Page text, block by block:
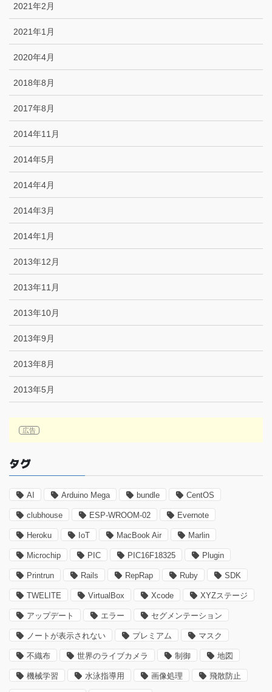
2021年2月
2021年1月
2020年4月
2018年8月
2017年8月
2014年11月
2014年5月
2014年4月
2014年3月
2014年1月
2013年12月
2013年11月
2013年10月
2013年9月
2013年8月
2013年5月
タグ
AI Arduino Mega bundle CentOS
clubhouse ESP-WROOM-02 Evernote
Heroku IoT MacBook Air Marlin
Microchip PIC PIC16F18325 Plugin
Printrun Rails RepRap Ruby SDK
TWELITE VirtualBox Xcode XYZステージ
アップデート エラー セグメンテーション
ノートが表示されない プレミアム マスク
不織布 世界のライブカメラ 制御 地図
機械学習 水泳指導用 画像処理 飛散防止